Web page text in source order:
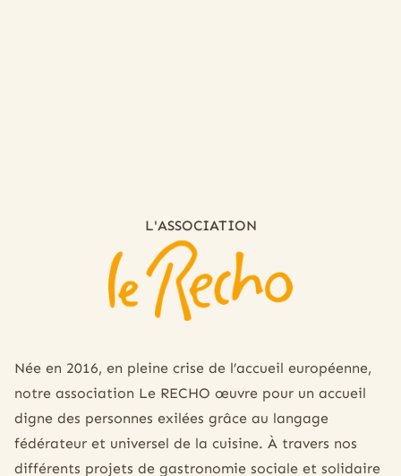
L'ASSOCIATION
Le Recho
Née en 2016, en pleine crise de l’accueil européenne,
notre association Le RECHO œuvre pour un accueil
digne des personnes exilées grâce au langage
fédérateur et universel de la cuisine. À travers nos
différents projets de gastronomie sociale et solidaire